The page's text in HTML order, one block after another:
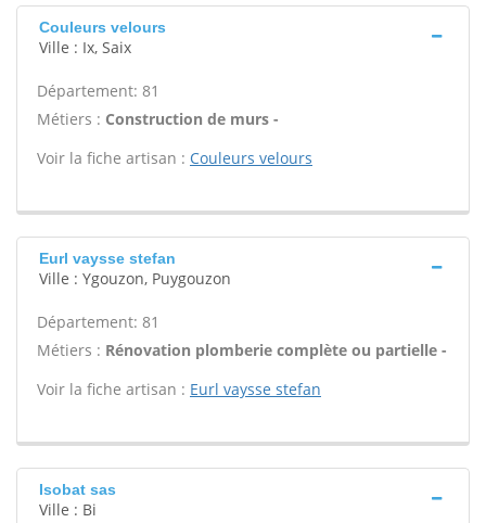
Couleurs velours
Ville : Ix, Saix
Département: 81
Métiers : Construction de murs -
Voir la fiche artisan : Couleurs velours
Eurl vaysse stefan
Ville : Ygouzon, Puygouzon
Département: 81
Métiers : Rénovation plomberie complète ou partielle -
Voir la fiche artisan : Eurl vaysse stefan
Isobat sas
Ville : Bi